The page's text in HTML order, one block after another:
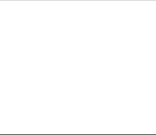
смайлик
Вставка цитаты
Вставка спойлера